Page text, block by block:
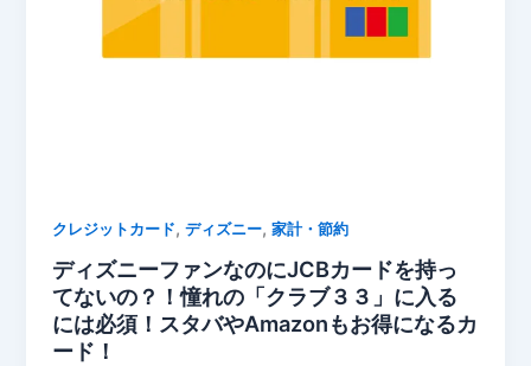
クレジットカード,ディズニー,家計・節約
ディズニーファンなのにJCBカードを持っ
てないの？！憧れの「クラブ３３」に入る
には必須！スタバやAmazonもお得になるカ
ード！